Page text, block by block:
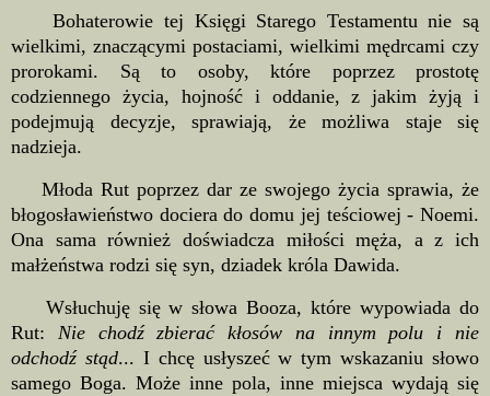
Bohaterowie tej Księgi Starego Testamentu nie są
wielkimi, znaczącymi postaciami, wielkimi mędrcami czy
prorokami. Są to osoby, które poprzez prostotę
codziennego życia, hojność i oddanie, z jakim żyją i
podejmują decyzje, sprawiają, że możliwa staje się
nadzieja.
Młoda Rut poprzez dar ze swojego życia sprawia, że
błogosławieństwo dociera do domu jej teściowej - Noemi.
Ona sama również doświadcza miłości męża, a z ich
małżeństwa rodzi się syn, dziadek króla Dawida.
Wsłuchuję się w słowa Booza, które wypowiada do
Rut: Nie chodź zbierać kłosów na innym polu i nie
odchodź stąd... I chcę usłyszeć w tym wskazaniu słowo
samego Boga. Może inne pola, inne miejsca wydają się